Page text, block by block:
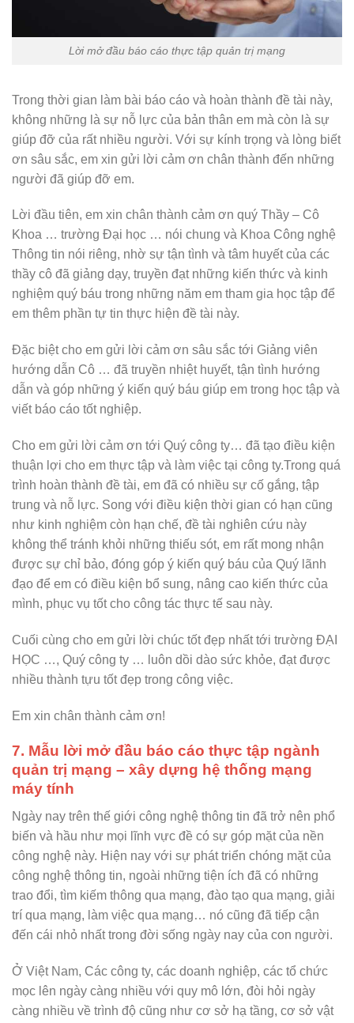
Lời mở đầu báo cáo thực tập quản trị mạng
Trong thời gian làm bài báo cáo và hoàn thành đề tài này,
không những là sự nỗ lực của bản thân em mà còn là sự
giúp đỡ của rất nhiều người. Với sự kính trọng và lòng biết
ơn sâu sắc, em xin gửi lời cảm ơn chân thành đến những
người đã giúp đỡ em.
Lời đầu tiên, em xin chân thành cảm ơn quý Thầy – Cô
Khoa … trường Đại học … nói chung và Khoa Công nghệ
Thông tin nói riêng, nhờ sự tận tình và tâm huyết của các
thầy cô đã giảng dạy, truyền đạt những kiến thức và kinh
nghiệm quý báu trong những năm em tham gia học tập để
em thêm phần tự tin thực hiện đề tài này.
Đặc biệt cho em gửi lời cảm ơn sâu sắc tới Giảng viên
hướng dẫn Cô … đã truyền nhiệt huyết, tận tình hướng
dẫn và góp những ý kiến quý báu giúp em trong học tập và
viết báo cáo tốt nghiệp.
Cho em gửi lời cảm ơn tới Quý công ty… đã tạo điều kiện
thuận lợi cho em thực tập và làm việc tại công ty.Trong quá
trình hoàn thành đề tài, em đã có nhiều sự cố gắng, tập
trung và nỗ lực. Song với điều kiện thời gian có hạn cũng
như kinh nghiệm còn hạn chế, đề tài nghiên cứu này
không thể tránh khỏi những thiếu sót, em rất mong nhận
được sự chỉ bảo, đóng góp ý kiến quý báu của Quý lãnh
đạo để em có điều kiện bổ sung, nâng cao kiến thức của
mình, phục vụ tốt cho công tác thực tế sau này.
Cuối cùng cho em gửi lời chúc tốt đẹp nhất tới trường ĐẠI
HỌC …, Quý công ty … luôn dồi dào sức khỏe, đạt được
nhiều thành tựu tốt đẹp trong công việc.
Em xin chân thành cảm ơn!
7. Mẫu lời mở đầu báo cáo thực tập ngành
quản trị mạng – xây dựng hệ thống mạng
máy tính
Ngày nay trên thế giới công nghệ thông tin đã trở nên phổ
biến và hầu như mọi lĩnh vực đề có sự góp mặt của nền
công nghệ này. Hiện nay với sự phát triển chóng mặt của
công nghệ thông tin, ngoài những tiện ích đã có những
trao đổi, tìm kiếm thông qua mạng, đào tạo qua mạng, giải
trí qua mạng, làm việc qua mạng… nó cũng đã tiếp cận
đến cái nhỏ nhất trong đời sống ngày nay của con người.
Ở Việt Nam, Các công ty, các doanh nghiệp, các tổ chức
mọc lên ngày càng nhiều với quy mô lớn, đòi hỏi ngày
càng nhiều về trình độ cũng như cơ sở hạ tầng, cơ sở vật